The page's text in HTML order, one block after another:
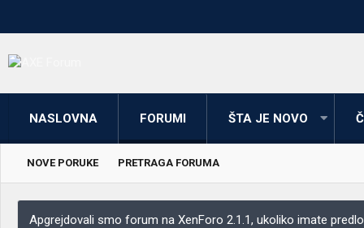
NASLOVNA FORUMI ŠTA JE NOVO
NOVE PORUKE PRETRAGA FORUMA
Apgrejdovali smo forum na XenForo 2.1.1, ukoliko imate